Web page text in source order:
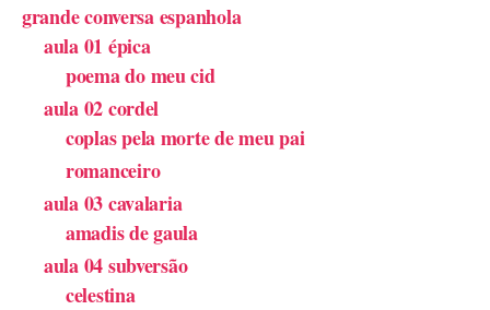
grande conversa espanhola
aula 01 épica
poema do meu cid
aula 02 cordel
coplas pela morte de meu pai
romanceiro
aula 03 cavalaria
amadis de gaula
aula 04 subversão
celestina